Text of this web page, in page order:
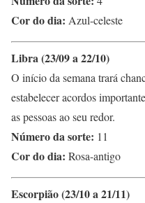
Cor do dia: Azul-celeste
Libra (23/09 a 22/10)
O início da semana trará
estabelecer acordos
as pessoas ao seu redor.
Número da sorte: 11
Cor do dia: Rosa-antigo
Escorpião (23/10 a 21/11)